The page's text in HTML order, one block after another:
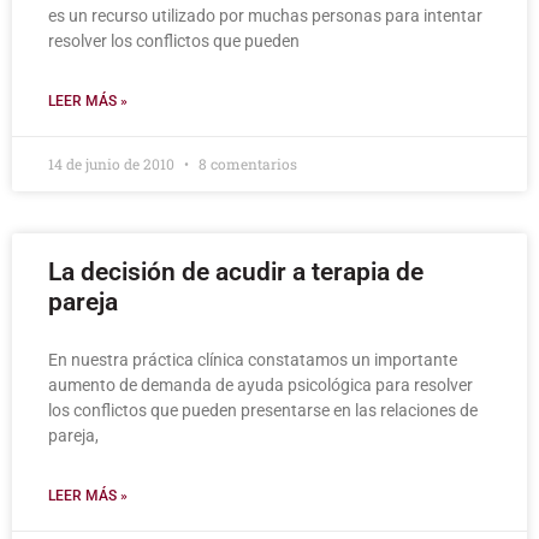
es un recurso utilizado por muchas personas para intentar
resolver los conflictos que pueden
LEER MÁS »
14 de junio de 2010 8 comentarios
La decisión de acudir a terapia de
pareja
En nuestra práctica clínica constatamos un importante
aumento de demanda de ayuda psicológica para resolver
los conflictos que pueden presentarse en las relaciones de
pareja,
LEER MÁS »